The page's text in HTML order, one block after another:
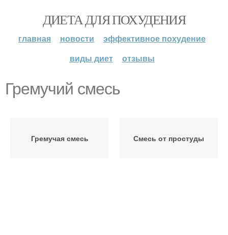
ДИЕТА ДЛЯ ПОХУДЕНИЯ
главная новости
эффективное похудение
виды диет
отзывы
Гремучий смесь
Гремучая смесь Смесь от простуды